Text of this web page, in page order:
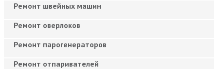
Ремонт швейных машин
Ремонт оверлоков
Ремонт парогенераторов
Ремонт отпаривателей